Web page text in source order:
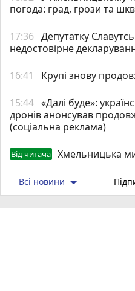
погода: град, грози та
17:36 Депутатку
недостовірне
16:41 Крупі знову
15:44 «Далі буде»:
дронів анонсував
(соціальна реклама)
Від читача Хмельницька
Всі новини